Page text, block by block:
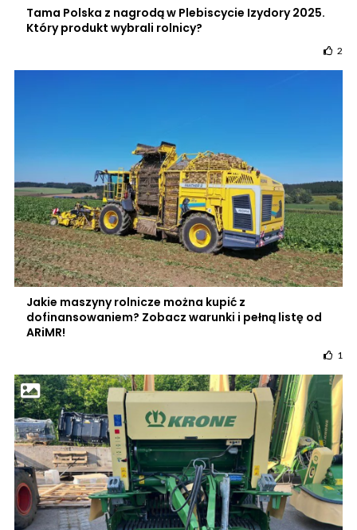
Tama Polska z nagrodą w Plebiscycie Izydory 2025.
Który produkt wybrali rolnicy?
2
Jakie maszyny rolnicze można kupić z
dofinansowaniem? Zobacz warunki i pełną listę od
ARiMR!
1